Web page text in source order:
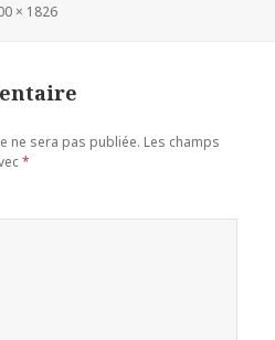
× 1826
ne sera pas publiée. Les champs
*